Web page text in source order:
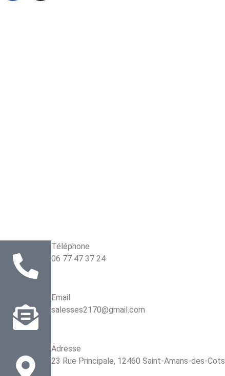
Téléphone
06 77 47 37 24
Email
salesses2170@gmail.com
Adresse
23 Rue Principale, 12460 Saint-Amans-des-Cots